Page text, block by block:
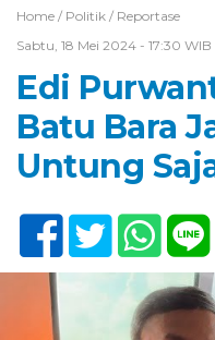
Home / Politik / Reportase
Sabtu, 18 Mei 2024 - 17:30 WIB
Edi
Batu Bara
Untung